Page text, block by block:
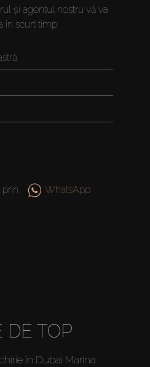
și agentul nostru vă va
în scurt timp
prin WhatsApp
DE TOP
în Dubai Marina